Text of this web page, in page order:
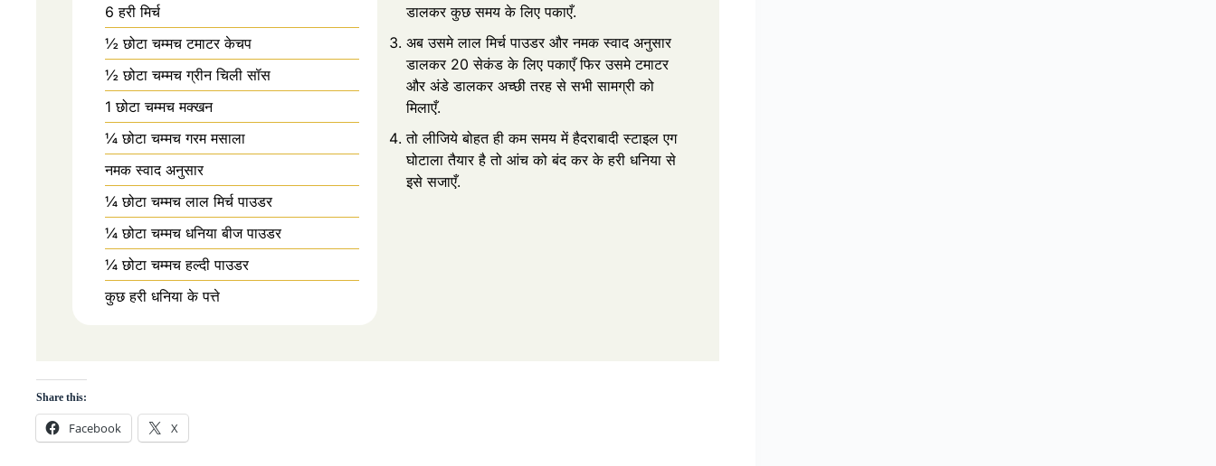
6 हरी मिर्च
½ छोटा चम्मच टमाटर केचप
½ छोटा चम्मच ग्रीन चिली सॉस
1 छोटा चम्मच मक्खन
¼ छोटा चम्मच गरम मसाला
नमक स्वाद अनुसार
¼ छोटा चम्मच लाल मिर्च पाउडर
¼ छोटा चम्मच धनिया बीज पाउडर
¼ छोटा चम्मच हल्दी पाउडर
कुछ हरी धनिया के पत्ते
डालकर कुछ समय के लिए पकाएँ.
अब उसमे लाल मिर्च पाउडर और नमक स्वाद अनुसार
डालकर 20 सेकंड के लिए पकाएँ फिर उसमे टमाटर
और अंडे डालकर अच्छी तरह से सभी सामग्री को
मिलाएँ.
तो लीजिये बोहत ही कम समय में हैदराबादी स्टाइल एग
घोटाला तैयार है तो आंच को बंद कर के हरी धनिया से
इसे सजाएँ.
Share this:
Facebook X